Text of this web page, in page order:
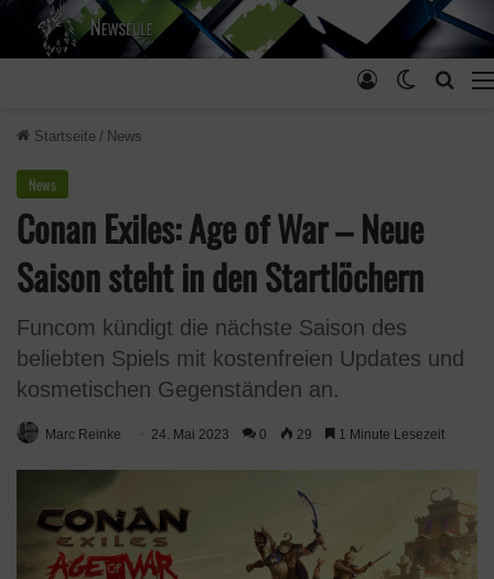
Skin
Anmelden
Startseite / News
News
Conan Exiles: Age of War – Neue
Saison steht in den Startlöchern
Funcom kündigt die nächste Saison des
beliebten Spiels mit kostenfreien Updates und
kosmetischen Gegenständen an.
Marc Reinke 24. Mai 2023 0 29 1 Minute Lesezeit